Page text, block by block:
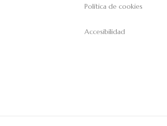
Política de cookies
Accesibilidad